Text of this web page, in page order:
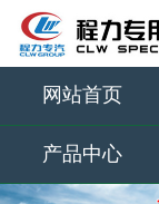
网站首页
产品中心